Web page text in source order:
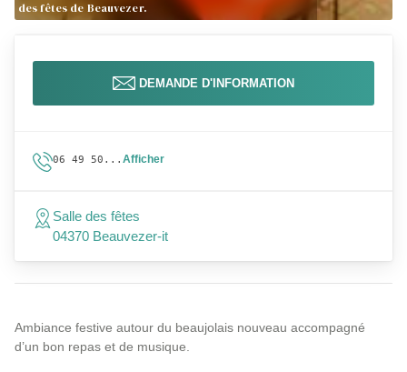
des fêtes de Beauvezer.
Ambiance festive autour du beaujolais nouveau accompagné
d’un bon repas et de musique.
DEMANDE D'INFORMATION
06 49 50... Afficher
Salle des fêtes
04370 Beauvezer-it